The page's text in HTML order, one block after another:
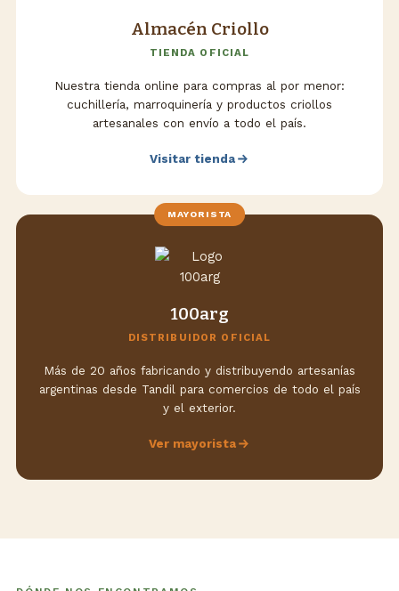
Almacén Criollo
TIENDA OFICIAL
Nuestra tienda online para compras al por menor:
cuchillería, marroquinería y productos criollos
artesanales con envío a todo el país.
Visitar tienda
MAYORISTA
100arg
DISTRIBUIDOR OFICIAL
Más de 20 años fabricando y distribuyendo artesanías
argentinas desde Tandil para comercios de todo el país
y el exterior.
Ver mayorista